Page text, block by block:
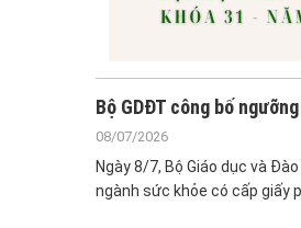
Bộ GDĐT công bố
08/07/2026
Ngày 8/7, Bộ Giáo dục và
ngành sức khỏe có cấp giấy